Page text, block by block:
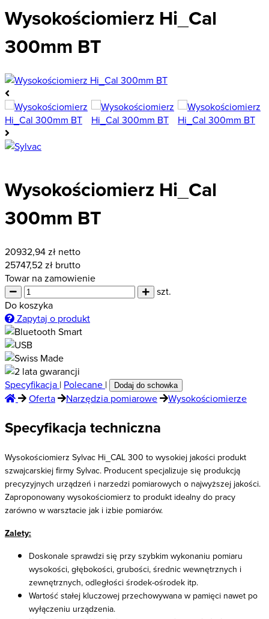
Wysokościomierz Hi_Cal
300mm BT
Wysokościomierz Hi_Cal
300mm BT
20932,94zł netto
25747,52zł brutto
Towar na zamowienie
szt.
Do koszyka
Zapytaj o produkt
Specyfikacja | Polecane | Dodaj do schowka
Oferta Narzędzia pomiarowe Wysokościomierze
Specyfikacja techniczna
Wysokościomierz Sylvac Hi_CAL 300 to wysokiej jakości produkt
szwajcarskiej firmy Sylvac. Producent specjalizuje się produkcją
precyzyjnych urządzeń i narzedzi pomiarowych o najwyższej jakości.
Zaproponowany wysokościomierz to produkt idealny do pracy
zarówno w warsztacie jak i izbie pomiarów.
Zalety:
Doskonale sprawdzi się przy szybkim wykonaniu pomiaru
wysokości, głębokości, grubości, średnic wewnętrznych i
zewnętrznych, odległości środek-ośrodek itp.
Wartość stałej kluczowej przechowywana w pamięci nawet po
wyłączeniu urządzenia.